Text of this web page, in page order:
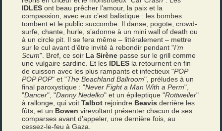
IDLESont beau prêcher l’amour, la paix et la
compassion, avec eux c’est balistique : les bombes
tombent et le public succombe. Il danse, pogote, crowd-
surfe, chante, hurle, s’adonne à un mini wall of death ou
à un circle pit. Il se fera même – littéralement – mettre
sur le cul avant d’être invité à rebondir pendant "I’m
Scum". Bref, ce soir La Sirène passe sur le grill comme
une vulgaire sardine. Et les IDLES la retournent en fin
de cuisson avec les plus rampants et infectieux "POP
POP POP" et "The Beachland Ballroom", préludes à un
final paroxystique : "Never Fight a Man With a Perm",
"Dancer", "Danny Nedelko" et un épileptique "Rottweiler"
à rallonge, qui voitTalbot rejoindre Beavis derrière les
fûts, et un Bowenvirevoltant présenter chacun de ses
comparses avant d’appeler, une dernière fois, au
cessez-le-feu à Gaza.